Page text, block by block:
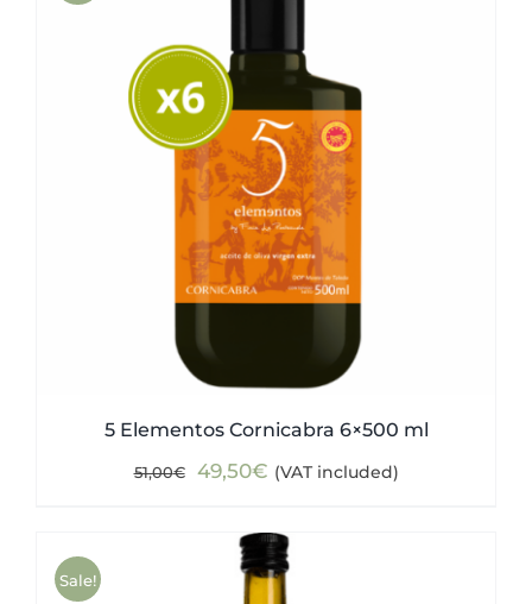
5 Elementos Cornicabra 6×500 ml
51,00€
Original
was:
51,00€.
49,50€Current
is:
49,50€.
(VAT included)
Sale!